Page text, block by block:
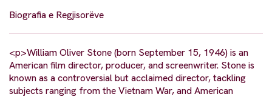
Biografia e Regjisorëve
<p>William Oliver Stone (born September 15, 1946) is an
American film director, producer, and screenwriter. Stone is
known as a controversial but acclaimed director, tackling
subjects ranging from the Vietnam War, and American